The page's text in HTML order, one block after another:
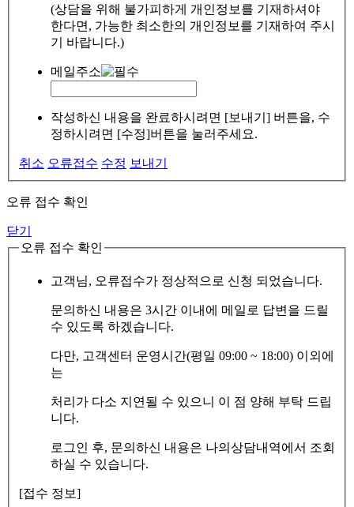
(상담을 위해 불가피하게 개인정보를 기재하셔야
한다면, 가능한 최소한의 개인정보를 기재하여 주시
기 바랍니다.)
메일주소
작성하신 내용을 완료하시려면 [보내기] 버튼을, 수
정하시려면 [수정]버튼을 눌러주세요.
취소 오류접수 수정 보내기
오류 접수 확인
닫기
오류 접수 확인
고객님, 오류접수가 정상적으로 신청 되었습니다.
문의하신 내용은 3시간 이내에 메일로 답변을 드릴
수 있도록 하겠습니다.
다만, 고객센터 운영시간(평일 09:00 ~ 18:00) 이외에
는
처리가 다소 지연될 수 있으니 이 점 양해 부탁 드립
니다.
로그인 후, 문의하신 내용은 나의상담내역에서 조회
하실 수 있습니다.
[접수 정보]